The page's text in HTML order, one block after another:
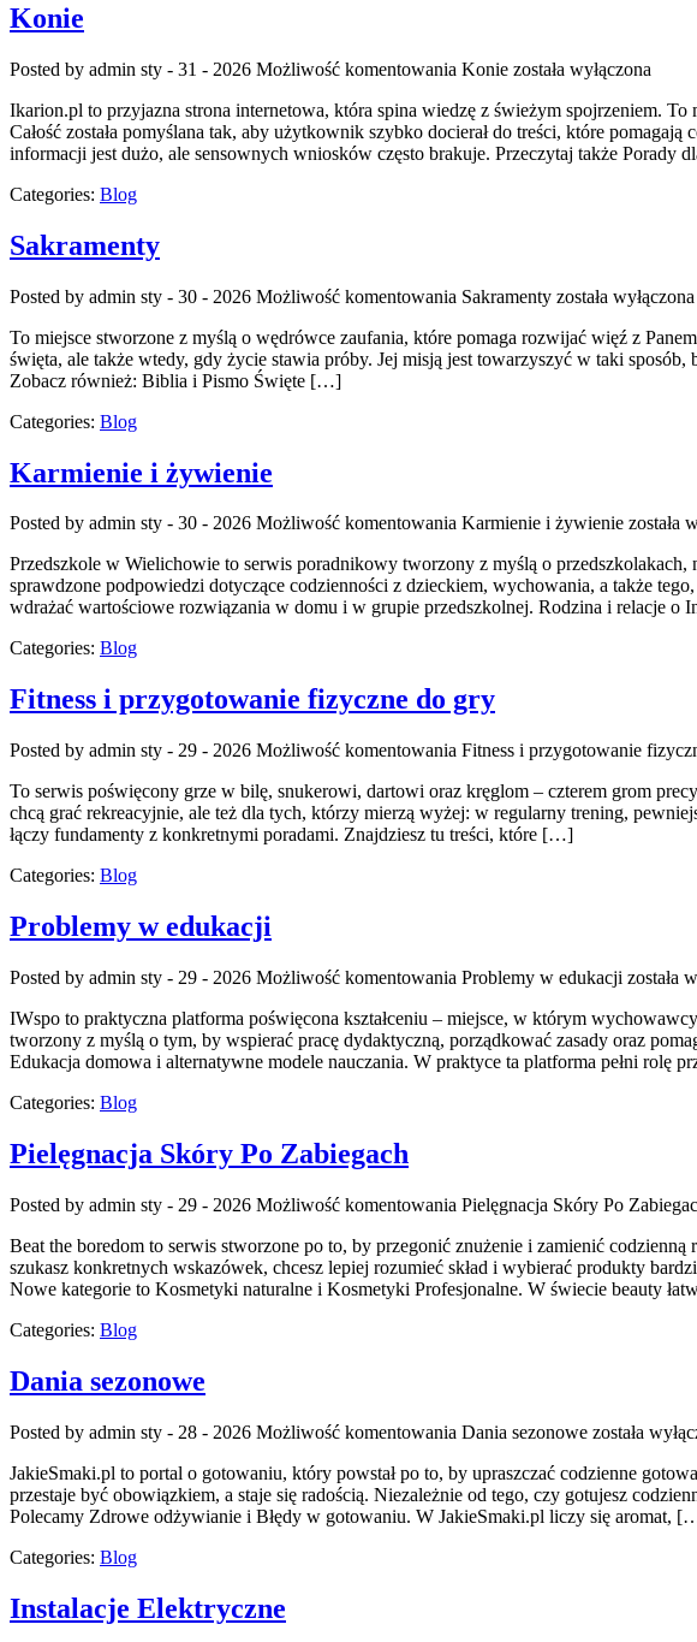
Konie
Posted by admin sty - 31 - 2026 Możliwość komentowania Konie została wyłączona
Ikarion.pl to przyjazna strona internetowa, która spina wiedzę z świeżym spojrzeniem.
Całość została pomyślana tak, aby użytkownik szybko docierał do treści, które
informacji jest dużo, ale sensownych wniosków często brakuje. Przeczytaj także Porady
Categories: Blog
Sakramenty
Posted by admin sty - 30 - 2026 Możliwość komentowania Sakramenty została wyłączona
To miejsce stworzone z myślą o wędrówce zaufania, które pomaga rozwijać więź z
święta, ale także wtedy, gdy życie stawia próby. Jej misją jest towarzyszyć w taki
Zobacz również: Biblia i Pismo Święte […]
Categories: Blog
Karmienie i żywienie
Posted by admin sty - 30 - 2026 Możliwość komentowania Karmienie i żywienie została
Przedszkole w Wielichowie to serwis poradnikowy tworzony z myślą o
sprawdzone podpowiedzi dotyczące codzienności z dzieckiem, wychowania, a także
wdrażać wartościowe rozwiązania w domu i w grupie przedszkolnej. Rodzina i relacje
Categories: Blog
Fitness i przygotowanie fizyczne do gry
Posted by admin sty - 29 - 2026 Możliwość komentowania Fitness i przygotowanie
To serwis poświęcony grze w bilę, snukerowi, dartowi oraz kręglom – czterem grom
chcą grać rekreacyjnie, ale też dla tych, którzy mierzą wyżej: w regularny trening,
łączy fundamenty z konkretnymi poradami. Znajdziesz tu treści, które […]
Categories: Blog
Problemy w edukacji
Posted by admin sty - 29 - 2026 Możliwość komentowania Problemy w edukacji została
IWspo to praktyczna platforma poświęcona kształceniu – miejsce, w którym
tworzony z myślą o tym, by wspierać pracę dydaktyczną, porządkować zasady oraz
Edukacja domowa i alternatywne modele nauczania. W praktyce ta platforma pełni rolę
Categories: Blog
Pielęgnacja Skóry Po Zabiegach
Posted by admin sty - 29 - 2026 Możliwość komentowania Pielęgnacja Skóry Po
Beat the boredom to serwis stworzone po to, by przegonić znużenie i zamienić
szukasz konkretnych wskazówek, chcesz lepiej rozumieć skład i wybierać produkty
Nowe kategorie to Kosmetyki naturalne i Kosmetyki Profesjonalne. W świecie beauty
Categories: Blog
Dania sezonowe
Posted by admin sty - 28 - 2026 Możliwość komentowania Dania sezonowe została
JakieSmaki.pl to portal o gotowaniu, który powstał po to, by upraszczać codzienne
przestaje być obowiązkiem, a staje się radością. Niezależnie od tego, czy gotujesz
Polecamy Zdrowe odżywianie i Błędy w gotowaniu. W JakieSmaki.pl liczy się aromat,
Categories: Blog
Instalacje Elektryczne